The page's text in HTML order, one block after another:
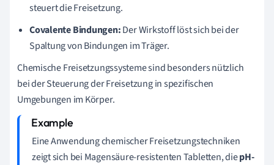
steuert die Freisetzung.
Covalente Bindungen:Der Wirkstoff löst sich bei der
Spaltung von Bindungen im Träger.
Chemische Freisetzungssysteme sind besonders nützlich
bei der Steuerung der Freisetzung in spezifischen
Umgebungen im Körper.
Eine Anwendung chemischer Freisetzungstechniken
zeigt sich bei Magensäure-resistenten Tabletten, diepH-